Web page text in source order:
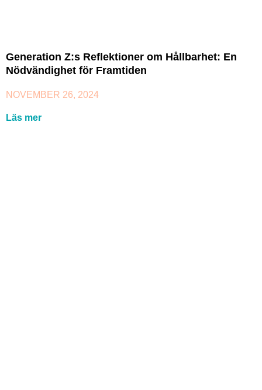
Generation Z:s Reflektioner om Hållbarhet: En
Nödvändighet för Framtiden
NOVEMBER 26, 2024
Läs mer